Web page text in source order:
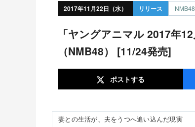
2017年11月22日（水） リリース NMB48
「ヤングアニマル 2017年12月8日号」表紙：白間美留
（NMB48） [11/24発売]
ポストする
妻との生活が、夫をうつへ追い込んだ現実